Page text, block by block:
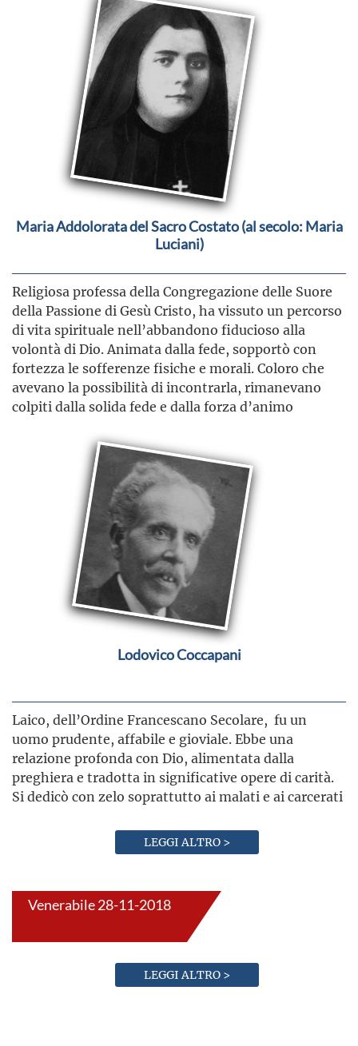
Maria Addolorata del Sacro Costato (al secolo: Maria
Luciani)
Religiosa professa della Congregazione delle Suore
della Passione di Gesù Cristo, ha vissuto un percorso
di vita spirituale nell’abbandono fiducioso alla
volontà di Dio. Animata dalla fede, sopportò con
fortezza le sofferenze fisiche e morali. Coloro che
avevano la possibilità di incontrarla, rimanevano
colpiti dalla solida fede e dalla forza d’animo
Lodovico Coccapani
Laico, dell’Ordine Francescano Secolare, fu un
uomo prudente, affabile e gioviale. Ebbe una
relazione profonda con Dio, alimentata dalla
preghiera e tradotta in significative opere di carità.
Si dedicò con zelo soprattutto ai malati e ai carcerati
LEGGI ALTRO >
Venerabile 28-11-2018
LEGGI ALTRO >